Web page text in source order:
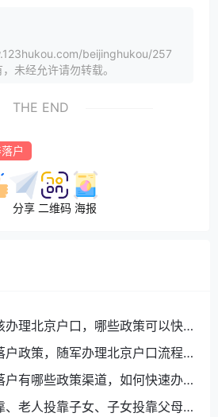
beijinghukou/257
未经允许请勿转载。
THE END
户
分享 二维码 海报
办理北京户口，哪些政策可以快
户政策，随军办理北京户口流程
户有哪些政策渠道，如何快速办
、老人投靠子女、子女投靠父母